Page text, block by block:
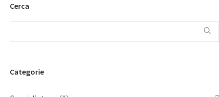
Cerca
Categorie